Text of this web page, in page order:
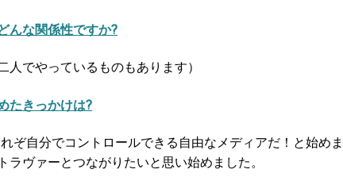
んな関係性ですか?
でやっているものもあります）
たきっかけは?
ぞ自分でコントロールできる自由なメディアだ！と始め
ラヴァーとつながりたいと思い始めました。